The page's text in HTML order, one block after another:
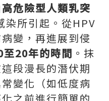
高危險型人類乳突
染所引起。從HPV
變，再進展到侵
至20年的時間 。抹
段漫長的潛伏期
變化（如低度病